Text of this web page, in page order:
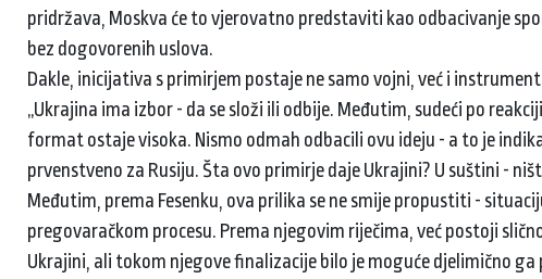
pridržava, Moskva će to vjerovatno predstaviti kao odbacivanje
bez dogovorenih uslova.
Dakle, inicijativa s primirjem postaje ne samo vojni, već i
„Ukrajina ima izbor - da se složi ili odbije. Međutim, sudeći po
format ostaje visoka. Nismo odmah odbacili ovu ideju - a to je
prvenstveno za Rusiju. Šta ovo primirje daje Ukrajini? U suštini -
Međutim, prema Fesenku, ova prilika se ne smije propustiti -
pregovaračkom procesu. Prema njegovim riječima, već postoji
Ukrajini, ali tokom njegove finalizacije bilo je moguće djelimično